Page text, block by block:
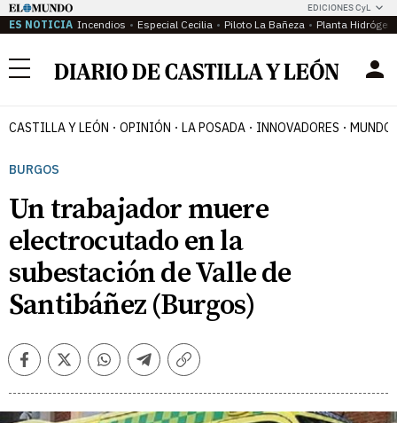
EDICIONES CyL
ES NOTICIA Incendios Especial Cecilia Piloto La Bañeza Planta
Menú
CASTILLA Y LEÓN OPINIÓN LA POSADA INNOVADORES MUNDO
BURGOS
Un trabajador muere
electrocutado en la
subestación de Valle de
Santibáñez (Burgos)
FacebookTwitterWhatsappTelegramCopiar